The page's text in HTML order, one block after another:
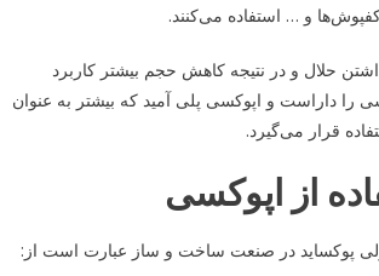
و … استفاده می‌کنند.
حلال و در نتیجه کاهش حجم بیشتر کاربرد
داراست و اپوکسی پلی آمید که بیشتر به عنوان
قرار می‌گیرد.
از اپوکسی
پوکساید در صنعت ساخت و ساز عبارت است از: